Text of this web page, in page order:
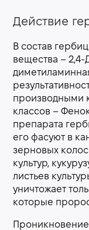
Действие
В состав
вещества –
производными
классов –
препарата
его фасуют в
зерновых
культур,
листьев
уничтожает
которые